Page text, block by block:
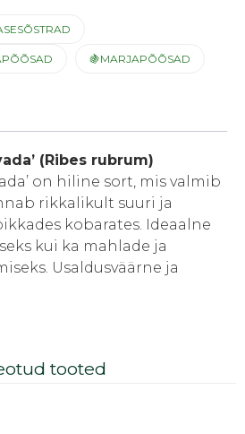
🍇MARJAPÕÕSAD
(Ribes rubrum)
on hiline sort, mis valmib
rikkalikult suuri ja
kobarates. Ideaalne
kui ka mahlade ja
Usaldusväärne ja
tooted